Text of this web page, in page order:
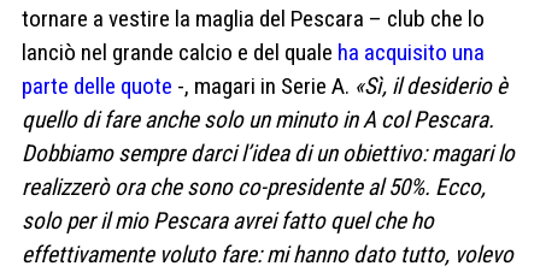
tornare a vestire la maglia del Pescara – club che lo
lanciò nel grande calcio e del quale ha acquisito una
parte delle quote -, magari in Serie A. «Sì, il desiderio è
quello di fare anche solo un minuto in A col Pescara.
Dobbiamo sempre darci l’idea di un obiettivo: magari lo
realizzerò ora che sono co-presidente al 50%. Ecco,
solo per il mio Pescara avrei fatto quel che ho
effettivamente voluto fare: mi hanno dato tutto, volevo